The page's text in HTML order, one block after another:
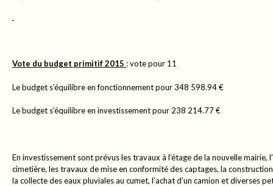
Vote du budget primitif 2015 : vote pour 11
Le budget s’équilibre en fonctionnement pour 348 598.94 €
Le budget s’équilibre en investissement pour 238 214.77 €
En investissement sont prévus les travaux à l’étage de la nouvelle mairie,
cimetière, les travaux de mise en conformité des captages, la
la collecte des eaux pluviales au cumet, l’achat d’un camion et diverses